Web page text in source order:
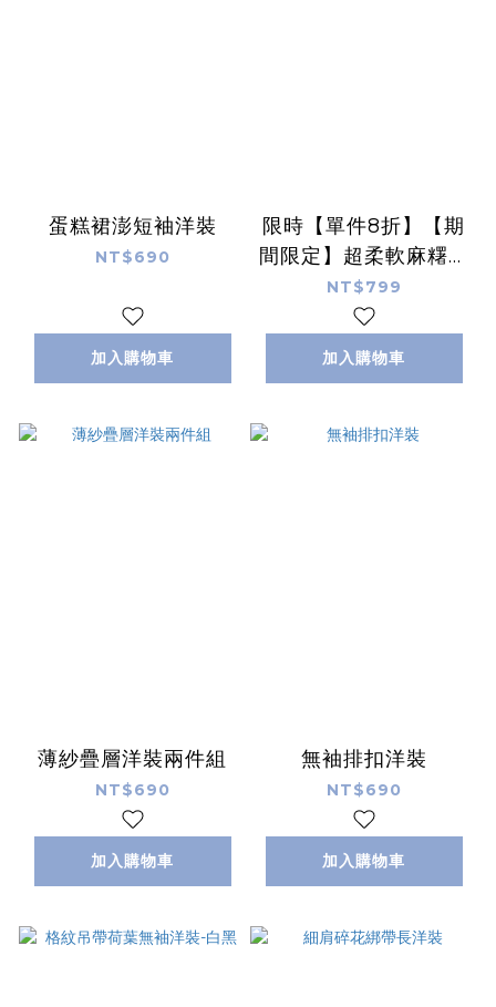
蛋糕裙澎短袖洋裝
NT$690
加入購物車
限時【單件8折】【期
間限定】超柔軟麻糬棉
綁腰洋裝
NT$799
加入購物車
薄紗疊層洋裝兩件組
NT$690
加入購物車
無袖排扣洋裝
NT$690
加入購物車